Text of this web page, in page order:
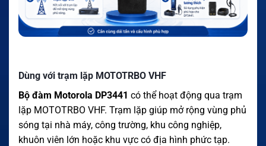
Dùng với trạm lặp MOTOTRBO VHF
Bộ đàm Motorola DP3441 có thể hoạt động qua trạm
lặp MOTOTRBO VHF. Trạm lặp giúp mở rộng vùng phủ
sóng tại nhà máy, công trường, khu công nghiệp,
khuôn viên lớn hoặc khu vực có địa hình phức tạp.